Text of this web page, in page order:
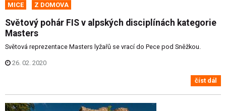
MICE Z DOMOVA
Světový pohár FIS v alpských disciplínách kategorie
Masters
Světová reprezentace Masters lyžařů se vrací do Pece pod Sněžkou.
26. 02. 2020
číst dál